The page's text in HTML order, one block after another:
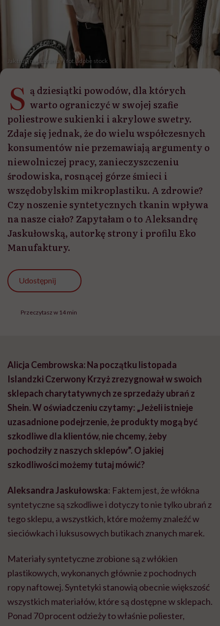
Jak trują nas ubrania? / fot. adobe stock
S ą dziesiątki powodów, dla których
warto ograniczyć w swojej szafie
poliestrowe sukienki i akrylowe swetry.
Zdaje się jednak, że do wielu współczesnych
konsumentów nie przemawiają argumenty o
niewolniczej pracy, zanieczyszczeniu
środowiska, rosnącej górze śmieci i
wszędobylskim mikroplastiku. A zdrowie?
Czy noszenie syntetycznych tkanin wpływa
na nasze ciało? Zapytałam o to Aleksandrę
Jaskułowską, autorkę strony i profilu Eko
Manufaktury.
Udostępnij
Przeczytasz w 14 min
Alicja Cembrowska: Na początku listopada
Islandzki Czerwony Krzyż zrezygnował w swoich
sklepach charytatywnych ze sprzedaży ubrań z
Shein. W oświadczeniu czytamy: „Jeżeli istnieje
uzasadnione podejrzenie, że produkty mogą być
szkodliwe dla klientów, nie chcemy, żeby
pochodziły z naszych sklepów”. O jakiej
szkodliwości możemy tutaj mówić?
AleksandraJaskułowska: Faktem jest, że włókna
syntetyczne są szkodliwe i dotyczy to nie tylko ubrań z
tego sklepu, a wszystkich, które możemy znaleźć w
sieciówkachi luksusowych butikach znanych marek.
Materiały syntetyczne zrobione są z włókien
plastikowych, wykonanych głównie z pochodnych
ropy naftowej. Syntetyki stanowią obecnie większość
wszystkich materiałów, które są dostępne w sklepach.
Ponad 70 procent odzieży to właśnie poliester,